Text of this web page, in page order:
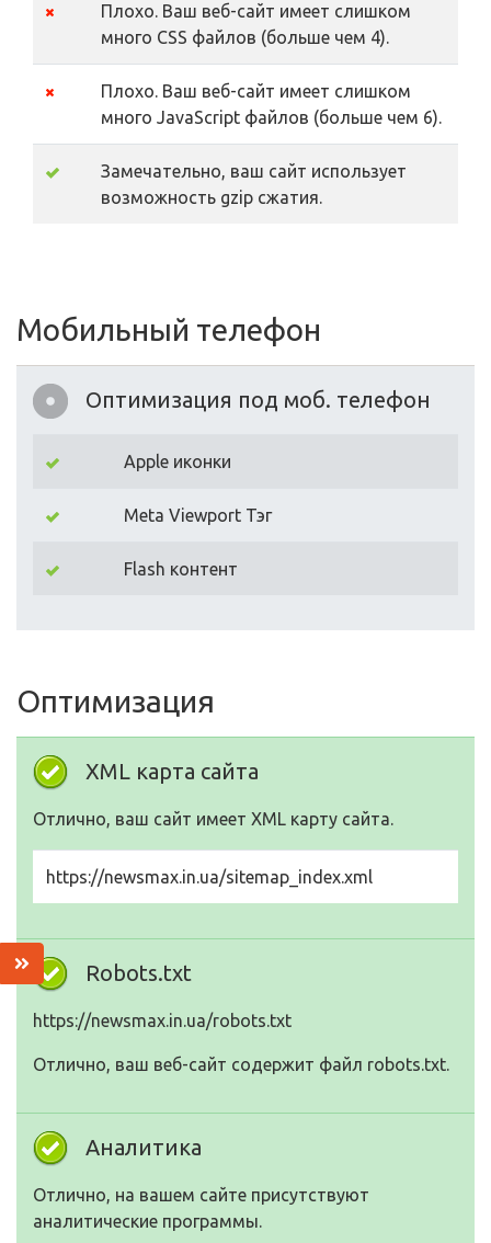
Плохо. Ваш веб-сайт имеет слишком
много CSS файлов (больше чем 4).
Плохо. Ваш веб-сайт имеет слишком
много JavaScript файлов (больше чем 6).
Замечательно, ваш сайт использует
возможность gzip сжатия.
Мобильный телефон
Оптимизация под моб. телефон
Apple иконки
Meta Viewport Тэг
Flash контент
Оптимизация
XML карта сайта
Отлично, ваш сайт имеет XML карту сайта.
https://newsmax.in.ua/sitemap_index.xml
Robots.txt
https://newsmax.in.ua/robots.txt
Отлично, ваш веб-сайт содержит файл robots.txt.
Аналитика
Отлично, на вашем сайте присутствуют
аналитические программы.